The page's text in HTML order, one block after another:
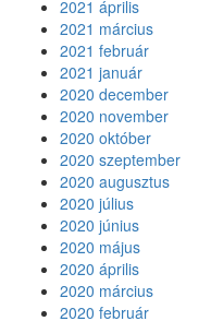
2021 április
2021 március
2021 február
2021 január
2020 december
2020 november
2020 október
2020 szeptember
2020 augusztus
2020 július
2020 június
2020 május
2020 április
2020 március
2020 február